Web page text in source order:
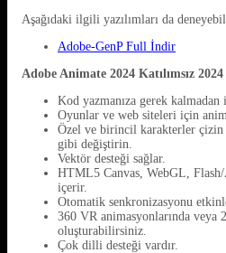
Aşağıdaki ilgili yazılımları da
Adobe-GenP Full İndir
Adobe Animate 2024 Katılımsız
Kod yazmanıza gerek kalmadan
Oyunlar ve web siteleri için
Özel ve birincil karakterler
gibi değiştirin.
Vektör desteği sağlar.
HTML5 Canvas, WebGL,
içerir.
Otomatik senkronizasyonu
360 VR animasyonlarında
oluşturabilirsiniz.
Çok dilli desteği vardır.